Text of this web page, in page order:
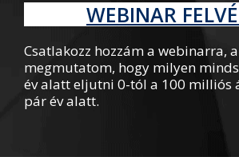
WEBINAR
Csatlakozz hozzám a webinarra,
megmutatom, hogy milyen
év alatt eljutni 0-tól a 100 milliós
pár év alatt.